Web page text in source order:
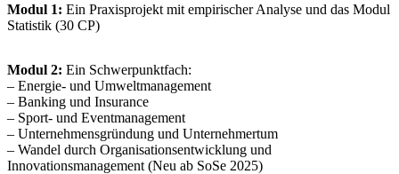
Modul 1: Ein Praxisprojekt mit empirischer Analyse und das Modul
Statistik (30 CP)
Modul 2: Ein Schwerpunktfach:
– Energie- und Umweltmanagement
– Banking und Insurance
– Sport- und Eventmanagement
– Unternehmensgründung und Unternehmertum
– Wandel durch Organisationsentwicklung und
Innovationsmanagement (Neu ab SoSe 2025)